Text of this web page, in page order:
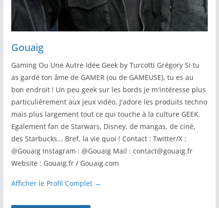
Gouaig
Gaming Ou Une Autre Idée Geek by Turcotti Grégory Si tu
as gardé ton âme de GAMER (ou de GAMEUSE), tu es au
bon endroit ! Un peu geek sur les bords je m'intéresse plus
particulièrement aux jeux vidéo. J'adore les produits techno
mais plus largement tout ce qui touche à la culture GEEK.
Egalement fan de Starwars, Disney, de mangas, de ciné,
des Starbucks... Bref, la vie quoi ! Contact : Twitter/X :
@Gouaig Instagram : @Gouaig Mail : contact@gouaig.fr
Website : Gouaig.fr / Gouaig.com
Afficher le Profil Complet →